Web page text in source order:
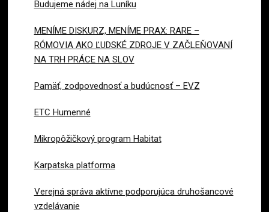
Budujeme nádej na Luníku
MENÍME DISKURZ, MENÍME PRAX: RARE –
RÓMOVIA AKO ĽUDSKÉ ZDROJE V ZAČLEŇOVANÍ
NA TRH PRÁCE NA SLOV
Pamäť, zodpovednosť a budúcnosť – EVZ
ETC Humenné
Mikropôžičkový program Habitat
Karpatska platforma
Verejná správa aktívne podporujúca druhošancové
vzdelávanie